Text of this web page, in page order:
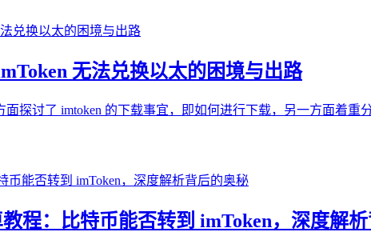
无法兑换以太的困境与出路
面探讨了 imtoken 的下载事宜，即如何进行下载，另一方面着
程：比特币能否转到 imToken，深度解